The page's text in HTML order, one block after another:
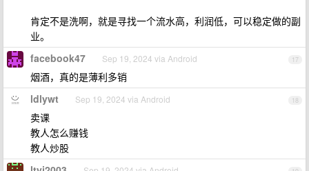
肯定不是洗啊，就是寻找一个流水高，利润低，可以稳定做的副
业。
17
facebook47 Sep 19, 2024 via Android
烟酒，真的是薄利多销
18
ldlywt Sep 19, 2024 via Android
卖课
教人怎么赚钱
教人炒股